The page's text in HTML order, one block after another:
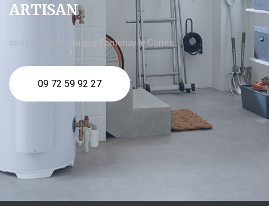
ARTISAN
devis Chauffe eau gaz Fontenay le Comte
09 72 59 92 27